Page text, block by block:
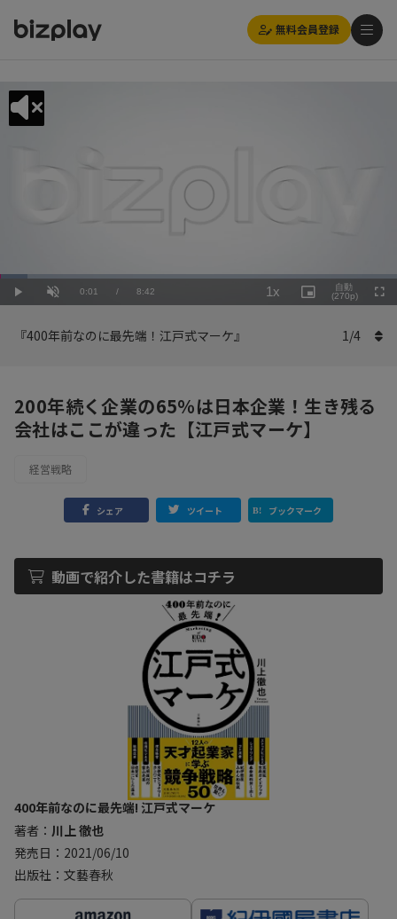
無料会員登録
Play UnmuteCurrent
0:01 / Duration
8:42
Loaded:
6.90%
1x
Rate
Picture-
in-
自動
(270p)
『400年前なのに最先端！江戸式マーケ』 1/4
200年続く企業の65％は日本企業！生き残る
会社はここが違った【江戸式マーケ】
経営戦略
シェア ツイート ブックマーク
動画で紹介した書籍はコチラ
400年前なのに最先端! 江戸式マーケ
著者： 川上 徹也
発売日：2021/06/10
出版社：文藝春秋